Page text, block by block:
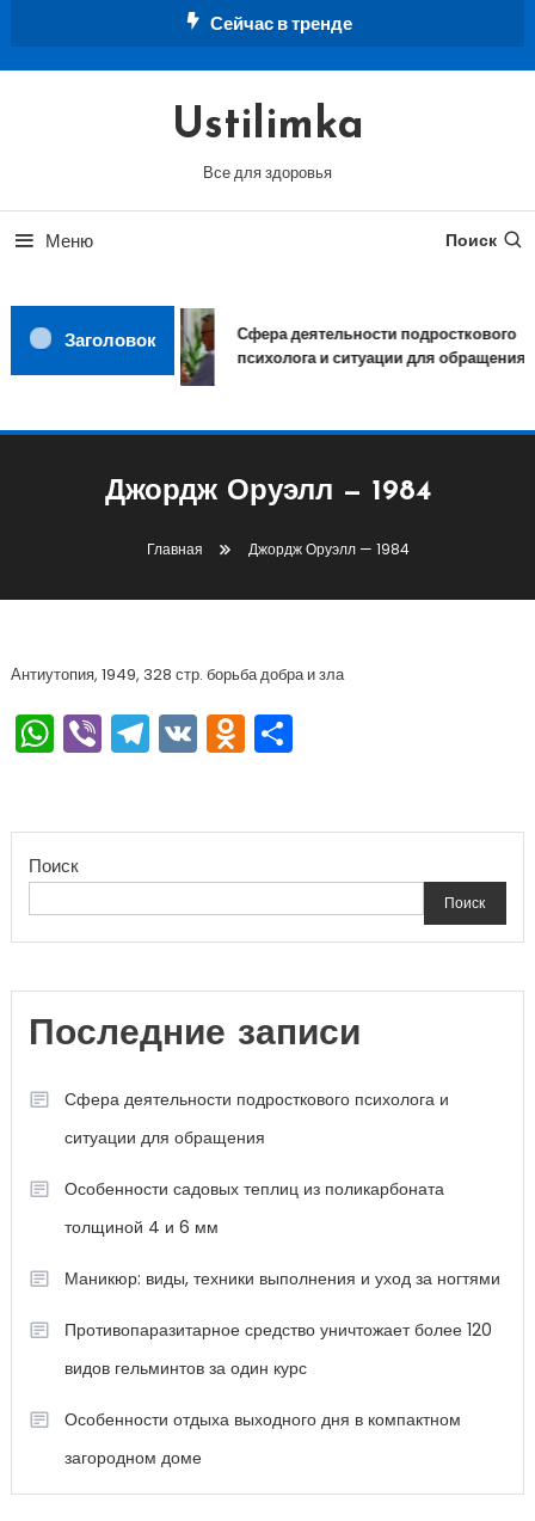
Сейчас в тренде
Ustilimka
Все для здоровья
Меню Поиск
Заголовок
Сфера деятельности подросткового
психолога и ситуации для обращения
Джордж Оруэлл — 1984
Главная Джордж Оруэлл — 1984
Антиутопия, 1949, 328 стр. борьба добра и зла
WhatsApp
ViberTelegram
VKOdnoklassniki
Отправить
Поиск
Поиск
Последние записи
Сфера деятельности подросткового психолога и
ситуации для обращения
Особенности садовых теплиц из поликарбоната
толщиной 4 и 6 мм
Маникюр: виды, техники выполнения и уход за ногтями
Противопаразитарное средство уничтожает более 120
видов гельминтов за один курс
Особенности отдыха выходного дня в компактном
загородном доме